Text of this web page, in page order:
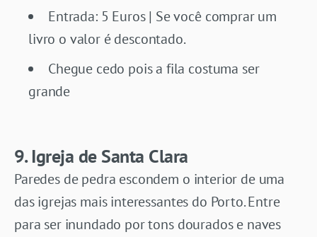
Entrada: 5 Euros | Se você comprar um
livro o valor é descontado.
Chegue cedo pois a fila costuma ser
grande
9. Igreja de Santa Clara
Paredes de pedra escondem o interior de uma
das igrejas mais interessantes do Porto. Entre
para ser inundado por tons dourados e naves